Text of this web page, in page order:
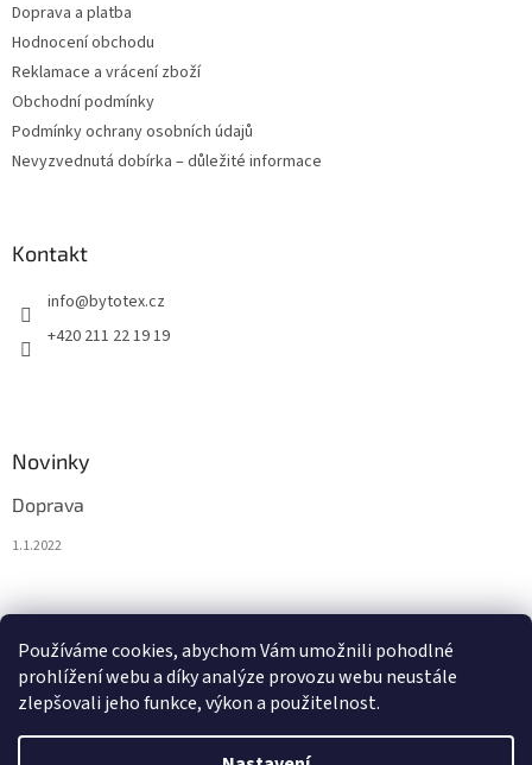
Používáme cookies, abychom Vám umožnili pohodlné
prohlížení webu a díky analýze provozu webu neustále
zlepšovali jeho funkce, výkon a použitelnost.
Doprava a platba
Hodnocení obchodu
Reklamace a vrácení zboží
Obchodní podmínky
Podmínky ochrany osobních údajů
Nevyzvednutá dobírka – důležité informace
Kontakt
info@bytotex.cz
+420 211 22 19 19
Novinky
Doprava
1.1.2022
0KS /0 KČ